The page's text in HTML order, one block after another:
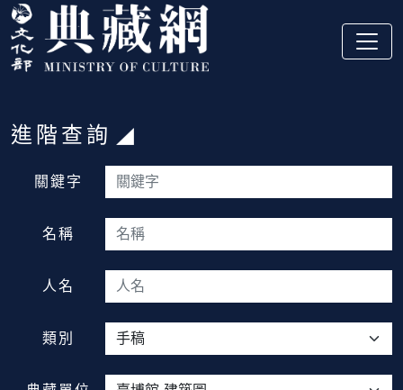
跳到主要內容
:::
:::
進階查詢
關鍵字
名稱
人名
類別